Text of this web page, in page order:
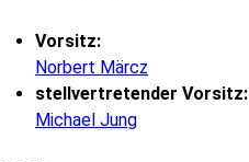
Vorsitz:
Norbert Märcz
stellvertretender Vorsitz:
Michael Jung